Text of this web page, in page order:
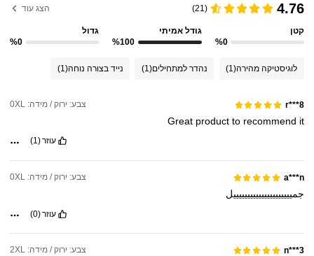
4.76
(21) הצג עוד
קטן
%0
גודל אמיתי
%100
גדול
%0
לוגיסטיקה מהירה(1) נהדר למתחילים(1) נייד בצורה נוחה(1)
r***8 צבע: ירוק / מידה: 0XL
Great product to recommend it
עוזר(1)
a***n צבע: ירוק / מידה: 0XL
جميييييييييييييييييييييل
עוזר(0)
n***3 צבע: ירוק / מידה: 2XL